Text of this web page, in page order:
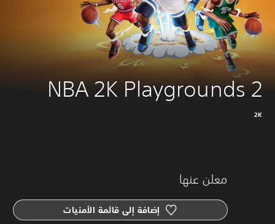
NBA 2K Playgrounds 2
2K
معلن عنها
إضافة إلى قائمة الأمنيات